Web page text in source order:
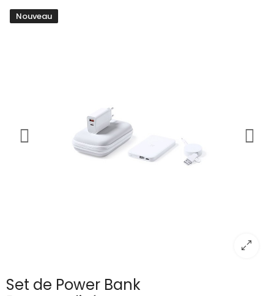
Nouveau
Set de Power Bank